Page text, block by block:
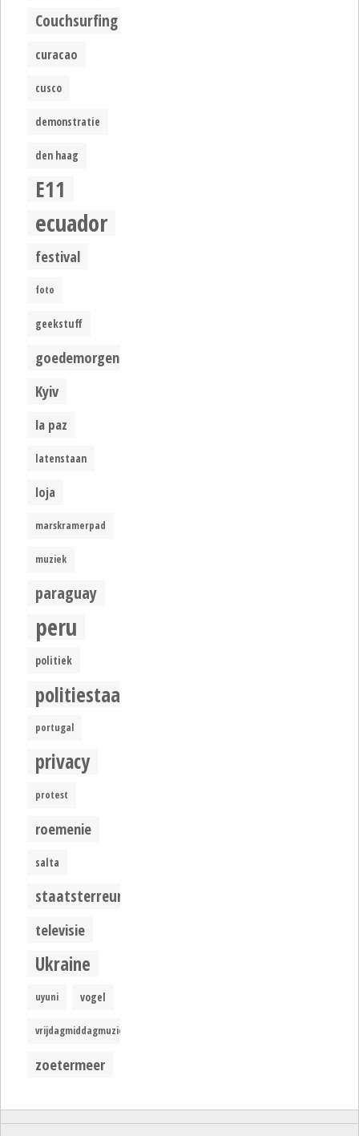
Couchsurfing
curacao
cusco
demonstratie
den haag
E11
ecuador
festival
foto
geekstuff
goedemorgen
Kyiv
la paz
latenstaan
loja
marskramerpad
muziek
paraguay
peru
politiek
politiestaat
portugal
privacy
protest
roemenie
salta
staatsterreur
televisie
Ukraine
uyuni vogel
vrijdagmiddagmuziek
zoetermeer